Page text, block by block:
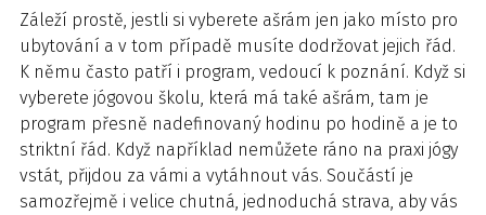
Záleží prostě, jestli si vyberete ašrám jen jako místo pro
ubytování a v tom případě musíte dodržovat jejich řád.
K němu často patří i program, vedoucí k poznání. Když si
vyberete jógovou školu, která má také ašrám, tam je
program přesně nadefinovaný hodinu po hodině a je to
striktní řád. Když například nemůžete ráno na praxi jógy
vstát, přijdou za vámi a vytáhnout vás. Součástí je
samozřejmě i velice chutná, jednoduchá strava, aby vás